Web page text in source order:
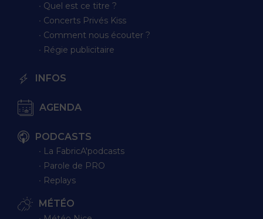
∙ Quel est ce titre ?
∙ Concerts Privés Kiss
∙ Comment nous écouter ?
∙ Régie publicitaire
INFOS
AGENDA
PODCASTS
∙ La FabricA'podcasts
∙ Parole de PRO
∙ Replays
MÉTÉO